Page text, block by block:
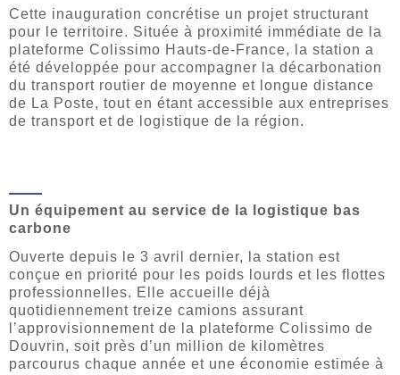
Cette inauguration concrétise un projet structurant
pour le territoire. Située à proximité immédiate de la
plateforme Colissimo Hauts-de-France, la station a
été développée pour accompagner la décarbonation
du transport routier de moyenne et longue distance
de La Poste, tout en étant accessible aux entreprises
de transport et de logistique de la région.
Un équipement au service de la logistique bas
carbone
Ouverte depuis le 3 avril dernier, la station est
conçue en priorité pour les poids lourds et les flottes
professionnelles. Elle accueille déjà
quotidiennement treize camions assurant
l’approvisionnement de la plateforme Colissimo de
Douvrin, soit près d’un million de kilomètres
parcourus chaque année et une économie estimée à